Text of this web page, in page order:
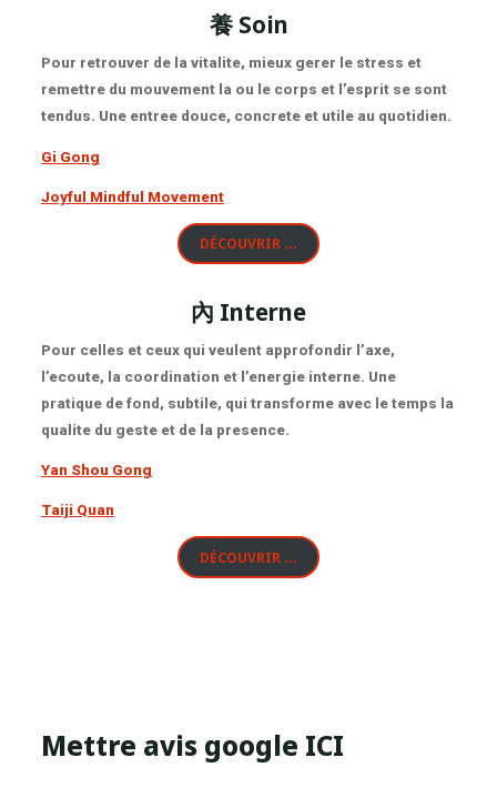
養 Soin
Pour retrouver de la vitalite, mieux gerer le stress et
remettre du mouvement la ou le corps et l’esprit se sont
tendus. Une entree douce, concrete et utile au quotidien.
Gi Gong
Joyful Mindful Movement
DÉCOUVRIR …
內 Interne
Pour celles et ceux qui veulent approfondir l’axe,
l’ecoute, la coordination et l’energie interne. Une
pratique de fond, subtile, qui transforme avec le temps la
qualite du geste et de la presence.
Yan Shou Gong
Taiji Quan
DÉCOUVRIR …
Mettre avis google ICI